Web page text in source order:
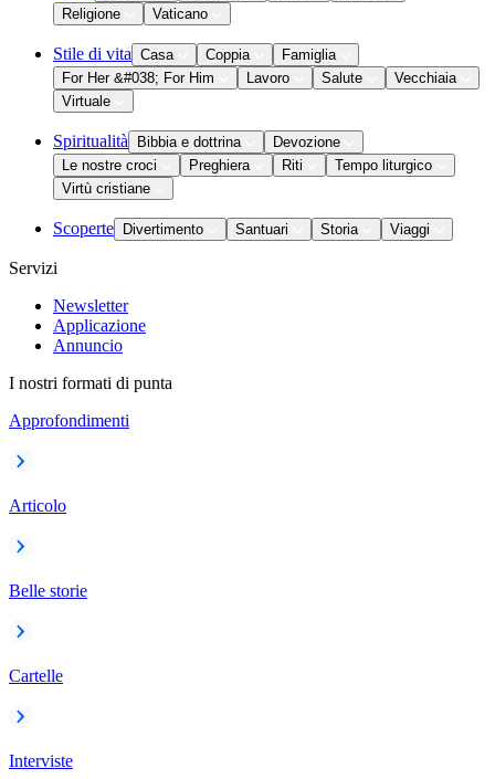
Religione
Vaticano
Stile di vita Casa Coppia
Famiglia
For Her &#038; For Him
Lavoro Salute
Vecchiaia
Virtuale
Spiritualità Bibbia e dottrina
Devozione
Le nostre croci
Preghiera Riti
Tempo liturgico
Virtù cristiane
Scoperte Divertimento Santuari Storia Viaggi
Servizi
Newsletter
Applicazione
Annuncio
I nostri formati di punta
Approfondimenti
Articolo
Belle storie
Cartelle
Interviste